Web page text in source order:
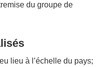
du groupe de
lieu à l’échelle du pays;